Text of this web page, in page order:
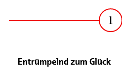
1
Entrümpelnd zum Glück